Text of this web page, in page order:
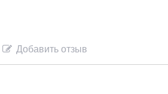
Добавить отзыв